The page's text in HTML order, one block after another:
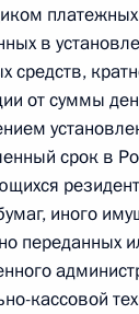
закон
Киргизской
внутренних
года
закон
изменений в
закона «Об
платежных
в
средств,
от суммы
срок в
иного
переданных
кассовой